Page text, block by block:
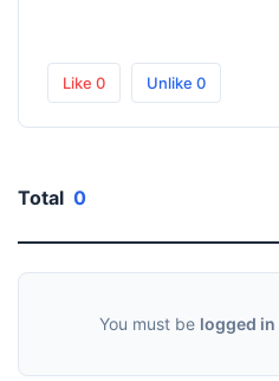
Like 0 Unlike 0
Total 0
You must be logged in